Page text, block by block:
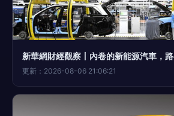
新華網財經觀察丨內卷的新能源汽車，
更新：2026-08-06 21:06:21